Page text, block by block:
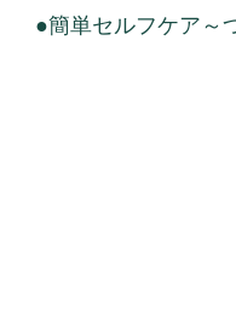
●簡単セルフケア～